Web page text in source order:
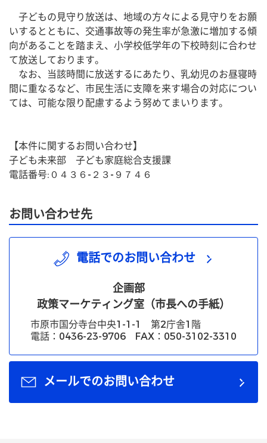
子どもの見守り放送は、地域の方々による見守りをお願
いするとともに、交通事故等の発生率が急激に増加する傾
向があることを踏まえ、小学校低学年の下校時刻に合わせ
て放送しております。
なお、当該時間に放送するにあたり、乳幼児のお昼寝時
間に重なるなど、市民生活に支障を来す場合の対応につい
ては、可能な限り配慮するよう努めてまいります。
【本件に関するお問い合わせ】
子ども未来部　子ども家庭総合支援課
電話番号:０４３６-２３-９７４６
お問い合わせ先
電話でのお問い合わせ
企画部
政策マーケティング室（市長への手紙）
市原市国分寺台中央1-1-1 第2庁舎1階
電話：0436-23-9706 FAX：050-3102-3310
メールでのお問い合わせ